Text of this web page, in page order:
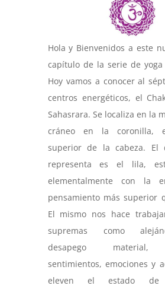
Hola y Bienvenidos a este
capítulo de la serie de yoga
Hoy vamos a conocer al
centros energéticos, el
Sahasrara. Se localiza en la
cráneo en la coronilla,
superior de la cabeza. El
representa es el lila,
elementalmente con la
pensamiento más superior
El mismo nos hace
supremas como
desapego material,
sentimientos, emociones y
eleven el estado de